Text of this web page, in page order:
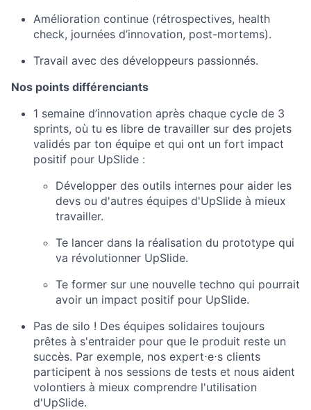
Amélioration continue (rétrospectives, health
check, journées d’innovation, post-mortems).
Travail avec des développeurs passionnés.
Nos points différenciants
1 semaine d’innovation après chaque cycle de 3
sprints, où tu es libre de travailler sur des projets
validés par ton équipe et qui ont un fort impact
positif pour UpSlide :
Développer des outils internes pour aider les
devs ou d'autres équipes d'UpSlide à mieux
travailler.
Te lancer dans la réalisation du prototype qui
va révolutionner UpSlide.
Te former sur une nouvelle techno qui pourrait
avoir un impact positif pour UpSlide.
Pas de silo ! Des équipes solidaires toujours
prêtes à s'entraider pour que le produit reste un
succès. Par exemple, nos expert⋅e⋅s clients
participent à nos sessions de tests et nous aident
volontiers à mieux comprendre l'utilisation
d'UpSlide.